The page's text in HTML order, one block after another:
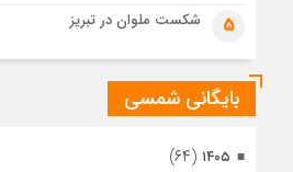
تصاویری از تراکم جمعیت حاضر در
اشرف5 شکست ملوان در تبریز
بایگانی شمسی
۱۴۰۵ (۶۴)